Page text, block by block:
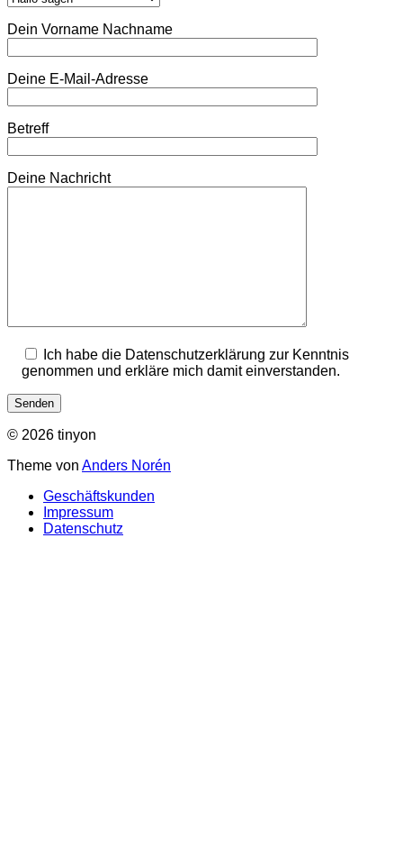
Dein Vorname Nachname
Deine E-Mail-Adresse
Betreff
Deine Nachricht
Ich habe die Datenschutzerklärung zur Kenntnis
genommen und erkläre mich damit einverstanden.
© 2026 tinyon
Theme von Anders Norén
Geschäftskunden
Impressum
Datenschutz